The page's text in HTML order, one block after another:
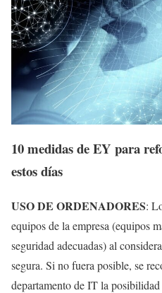
10 medidas de EY para
estos días
USO DE ORDENADORES:
equipos de la empresa (equipos
seguridad adecuadas) al
segura. Si no fuera posible, se
departamento de IT la